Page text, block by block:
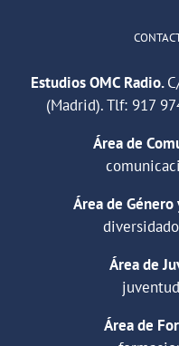
Estudios OMC Radio.
(Madrid). Tlf: 917
Área de
Área de Género
Área de
Área de